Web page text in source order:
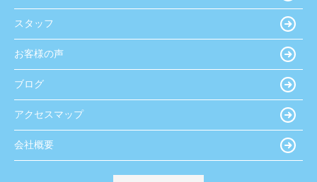
スタッフ
お客様の声
ブログ
アクセスマップ
会社概要